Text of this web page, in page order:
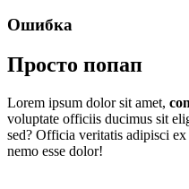
Ошибка
Просто попап
Lorem ipsum dolor sit amet,
voluptate officiis ducimus sit
sed? Officia veritatis adipisci
nemo esse dolor!